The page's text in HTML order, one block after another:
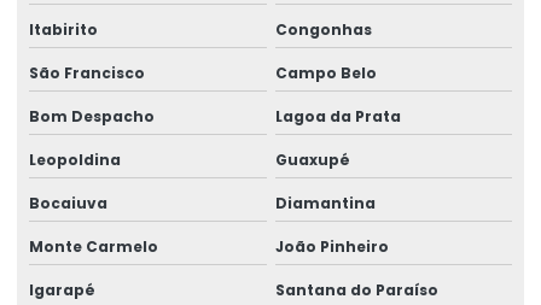
Itabirito Congonhas
São Francisco Campo Belo
Bom Despacho Lagoa da Prata
Leopoldina Guaxupé
Bocaiuva Diamantina
Monte Carmelo João Pinheiro
Igarapé Santana do Paraíso